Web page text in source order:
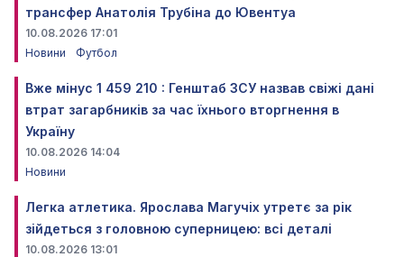
трансфер Анатолія Трубіна до Ювентуа
10.08.2026 17:01
Новини
Футбол
Вже мінус 1 459 210 : Генштаб ЗСУ назвав свіжі дані
втрат загарбників за час їхнього вторгнення в
Україну
10.08.2026 14:04
Новини
Легка атлетика. Ярослава Магучіх утретє за рік
зійдеться з головною суперницею: всі деталі
10.08.2026 13:01